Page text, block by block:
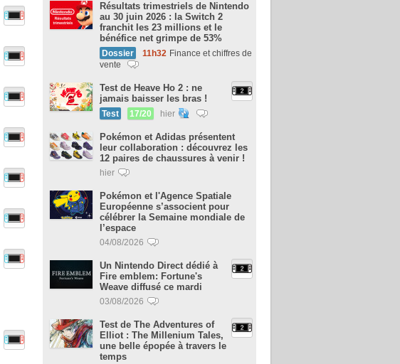
Résultats trimestriels de Nintendo
au 30 juin 2026 : la Switch 2
franchit les 23 millions et le
bénéfice net grimpe de 53%
Dossier 11h32 Finance et chiffres de
vente
Test de Heave Ho 2 : ne
jamais baisser les bras !
Test 17/20 hier
Pokémon et Adidas présentent
leur collaboration : découvrez les
12 paires de chaussures à venir !
hier
Pokémon et l'Agence Spatiale
Européenne s’associent pour
célébrer la Semaine mondiale de
l’espace
04/08/2026
Un Nintendo Direct dédié à
Fire emblem: Fortune's
Weave diffusé ce mardi
03/08/2026
Test de The Adventures of
Elliot : The Millenium Tales,
une belle épopée à travers le
temps